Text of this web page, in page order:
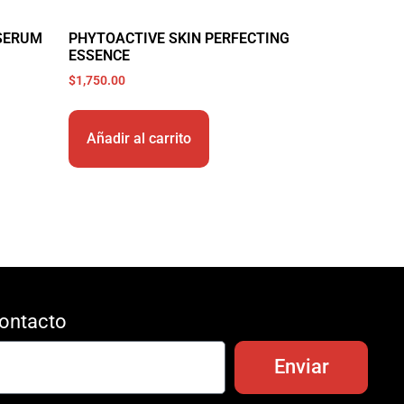
PHYTOACTIVE SKIN PERFECTING
ESSENCE
$1,750.00
Añadir al carrito
Enviar